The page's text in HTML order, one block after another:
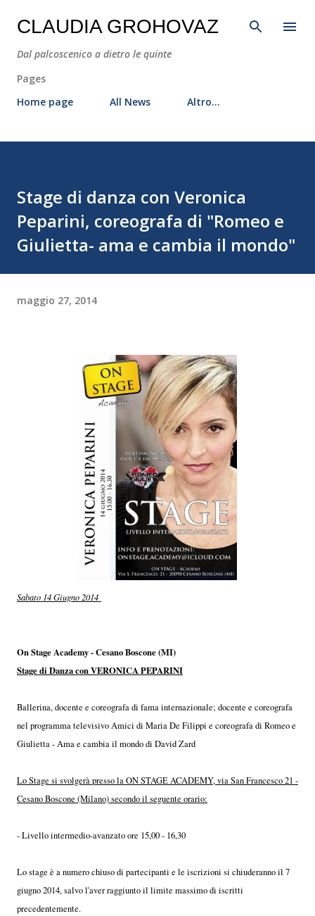
Passa ai contenuti principali
CLAUDIA GROHOVAZ
Dal palcoscenico a dietro le quinte
Pages
Home page
All News Altro…
Stage di danza con Veronica
Peparini, coreografa di "Romeo e
Giulietta- ama e cambia il mondo"
maggio 27, 2014
Sabato 14 Giugno 2014
On Stage Academy - Cesano Boscone (MI)
Stage di Danza con VERONICA PEPARINI
Ballerina, docente e coreografa di fama internazionale; docente e coreografa
nel programma televisivo Amici di Maria De Filippi e coreografa di Romeo e
Giulietta - Ama e cambia il mondo di David Zard
Lo Stage si svolgerà presso la ON STAGE ACADEMY, via San Francesco 21 -
Cesano Boscone (Milano) secondo il seguente orario:
- Livello intermedio-avanzato ore 15,00 - 16,30
Lo stage è a numero chiuso di partecipanti e le iscrizioni si chiuderanno il 7
giugno 2014, salvo l'aver raggiunto il limite massimo di iscritti
precedentemente.